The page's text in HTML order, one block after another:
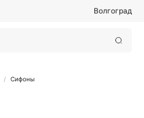
Волгоград
Сифоны